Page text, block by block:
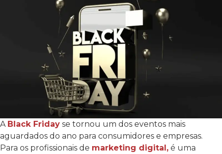
A Black Friday se tornou um dos eventos mais
aguardados do ano para consumidores e empresas.
Para os profissionais de marketing digital, é uma